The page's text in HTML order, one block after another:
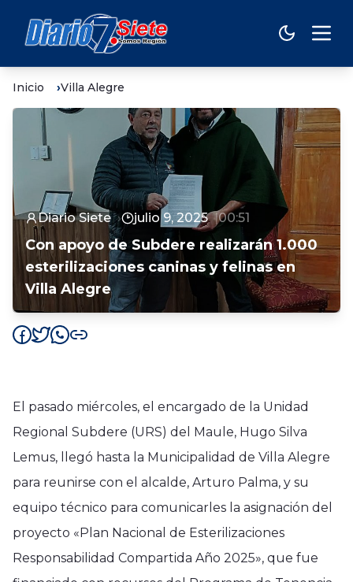
Inicio Villa Alegre
Diario Siete julio 9, 2025 00:51
Con apoyo de Subdere realizarán 1.000
esterilizaciones caninas y felinas en
Villa Alegre
El pasado miércoles, el encargado de la Unidad
Regional Subdere (URS) del Maule, Hugo Silva
Lemus, llegó hasta la Municipalidad de Villa Alegre
para reunirse con el alcalde, Arturo Palma, y su
equipo técnico para comunicarles la asignación del
proyecto «Plan Nacional de Esterilizaciones
Responsabilidad Compartida Año 2025», que fue